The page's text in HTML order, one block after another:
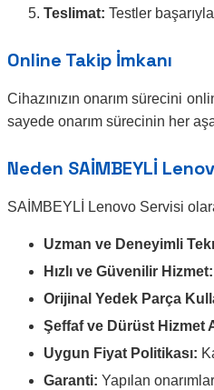
Teslimat: Testler
Online Takip İmkanı
Cihazınızın onarım sürecini
sayede onarım sürecinin her
Neden SAİMBEYLİ
SAİMBEYLİ Lenovo Servisi
Uzman ve Deneyimli
Hızlı ve Güvenilir Hizmet:
Orijinal Yedek Parça
Şeffaf ve Dürüst Hizmet
Uygun Fiyat Politikası:
Garanti: Yapılan